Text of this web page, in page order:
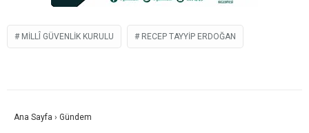
MILLÎ GÜVENLIK KURULU RECEP TAYYIP ERDOĞAN
Ana Sayfa › Gündem